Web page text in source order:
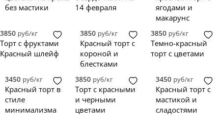
топпер
голый торт
0
без мастики
14 февраля
ягодами и
макарунс
3850 руб/кг
Торт с фруктами
Красный шлейф
3850 руб/кг
Красный торт с
короной и
блестками
3850 руб/кг
Темно-красный
торт с цветами
3450 руб/кг
Красный торт в
стиле
минимализма
3850 руб/кг
Торт с красными
и черными
цветами
3450 руб/кг
Красный торт с
мастикой и
сладостями